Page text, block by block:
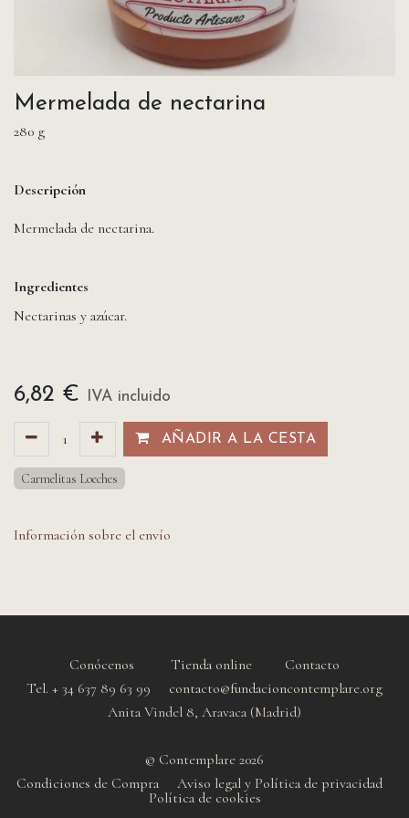
Mermelada de nectarina
280 g
Descripción
Mermelada de nectarina.
Ingredientes
Nectarinas y azúcar.
6,82 € IVA incluido
AÑADIR A LA CESTA​​
Carmelitas Loeches
Información sobre el envío
Conócenos Tienda online
Contacto
Tel. + 34 637 89 63 99 contacto@fundacioncontemplare.org
Anita Vindel 8, Aravaca (Madrid)
© Contemplare 2026
Condiciones de Compra
Aviso legal y Política de privacidad
Política de cookies